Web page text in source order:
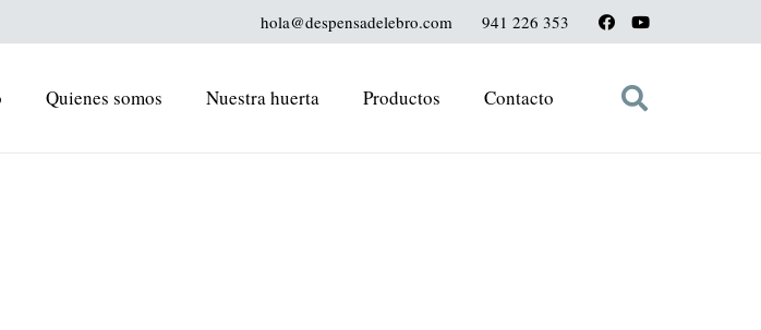
hola@despensadelebro.com 941 226 353
Quienes somos Nuestra huerta Productos Contacto